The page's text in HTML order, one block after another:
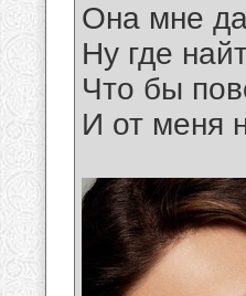
Она мне
Ну где
Что бы
И от меня